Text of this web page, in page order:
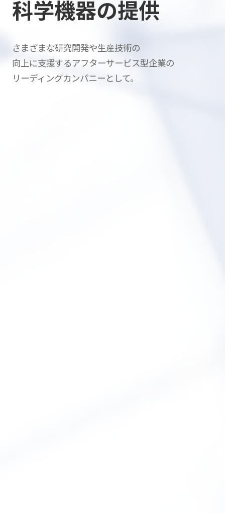
科学機器の提供
さまざまな研究開発や生産技術の
向上に支援するアフターサービス型企業の
リーディングカンパニーとして。